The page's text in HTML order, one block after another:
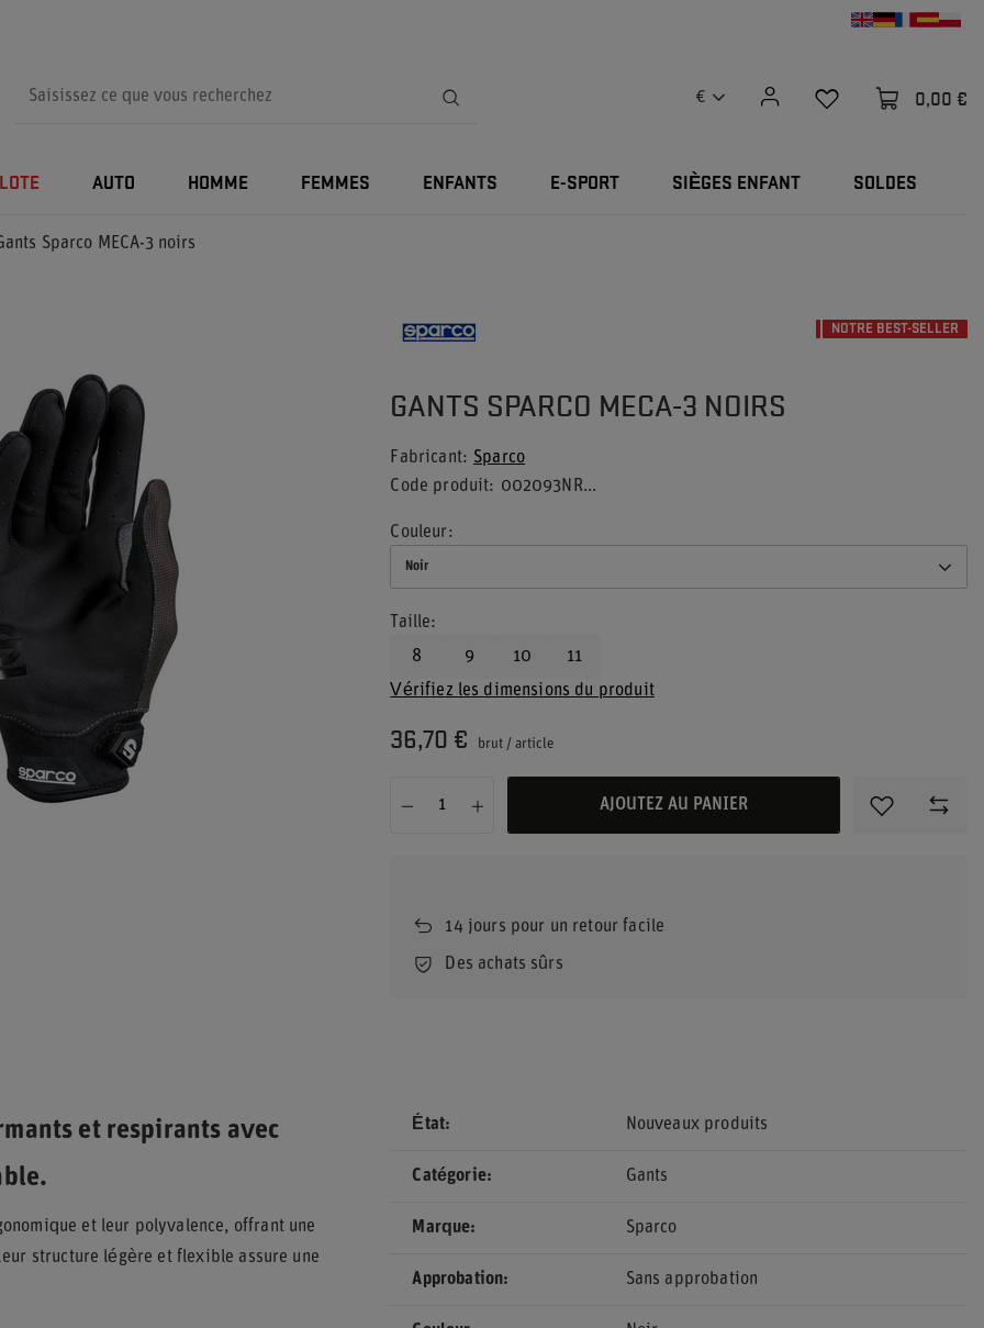
€ 0,00 €
AUTO HOMME FEMMES ENFANTS E-SPORT SIÈGES ENFANT SOLDES
Sparco MECA-3 noirs
NOTRE BEST-SELLER
GANTS SPARCO MECA-3 NOIRS
Fabricant
Sparco
Code produit
002093NR...
Couleur
Noir
Taille
8
9 10
11
Vérifiez les dimensions du produit
36,70 € brut /article
AJOUTEZ AU PANIER
14jours pour un retour facile
Des achats sûrs
et respirants avec
et leur polyvalence, offrant une
structure légère et flexible assure une
État Nouveaux produits
Catégorie Gants
Marque Sparco
Approbation Sans approbation